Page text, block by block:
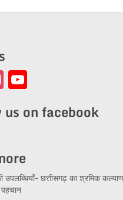
Instagram
YouTube
on facebook
उपलब्धियाँ- छत्तीसगढ़ का श्रमिक